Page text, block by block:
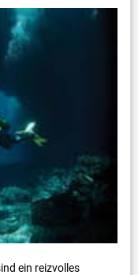
ein reizvolles